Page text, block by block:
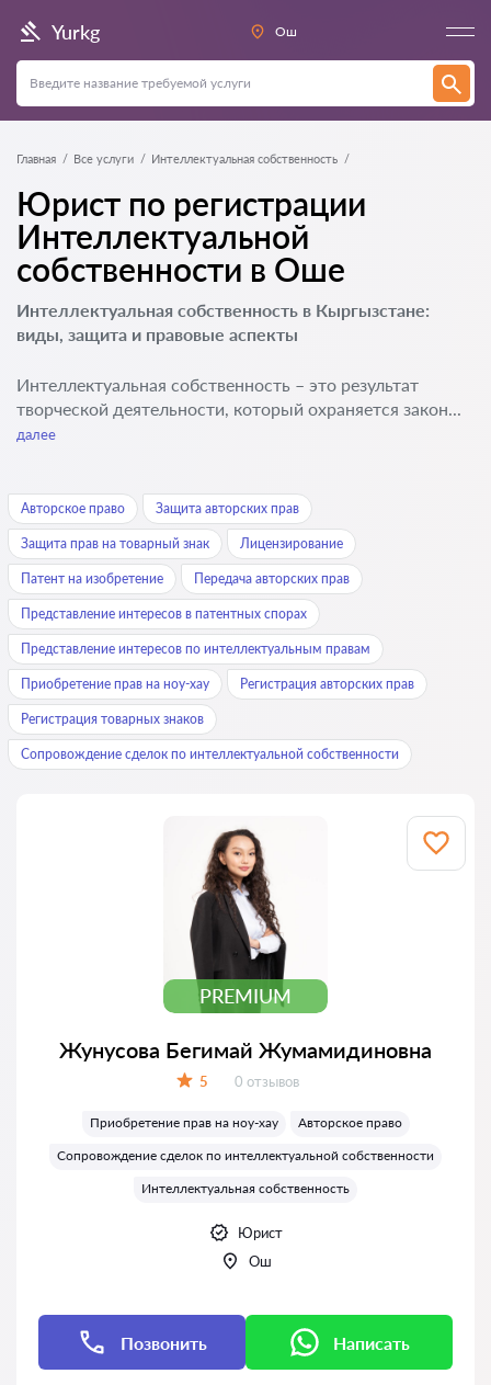
Yurkg Ош
Главная Все услуги Интеллектуальная собственность
Юрист по регистрации
Интеллектуальной
собственности в Оше
Интеллектуальная собственность в Кыргызстане:
виды, защита и правовые аспекты
Интеллектуальная собственность – это результат
творческой деятельности, который охраняется закон...
далее
Авторское право Защита авторских прав
Защита прав на товарный знак Лицензирование
Патент на изобретение Передача авторских прав
Представление интересов в патентных спорах
Представление интересов по интеллектуальным правам
Приобретение прав на ноу-хау Регистрация авторских прав
Регистрация товарных знаков
Сопровождение сделок по интеллектуальной собственности
PREMIUM
Жунусова Бегимай Жумамидиновна
5 Отзывов:
0 отзывов
Приобретение прав на ноу-хау
Авторское право
Сопровождение сделок по интеллектуальной собственности
Интеллектуальная собственность
Юрист
Ош
Позвонить Написать